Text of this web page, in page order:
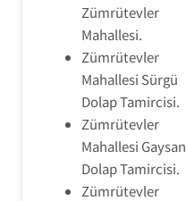
Zümrütevler
Mahallesi.
Zümrütevler
Mahallesi Sürgü
Dolap Tamircisi.
Zümrütevler
Mahallesi Gaysan
Dolap Tamircisi.
Zümrütevler